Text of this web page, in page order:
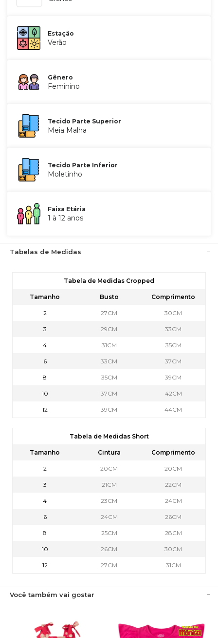
Estação
Verão
Gênero
Feminino
Tecido Parte Superior
Meia Malha
Tecido Parte Inferior
Moletinho
Faixa Etária
1 à 12 anos
Tabelas de Medidas
Tabela de Medidas Cropped
Tamanho Busto Comprimento
2 27CM 30CM
3 29CM 33CM
4 31CM 35CM
6 33CM 37CM
8 35CM 39CM
10 37CM 42CM
12 39CM 44CM
Tabela de Medidas Short
Tamanho Cintura Comprimento
2 20CM 20CM
3 21CM 22CM
4 23CM 24CM
6 24CM 26CM
8 25CM 28CM
10 26CM 30CM
12 27CM 31CM
Você também vai gostar